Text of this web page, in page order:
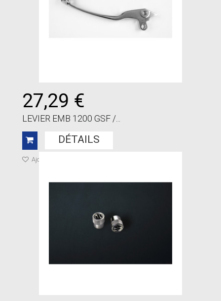
27,29 €
LEVIER EMB 1200 GSF /...
DÉTAILS
Ajouter à ma liste de cadeaux